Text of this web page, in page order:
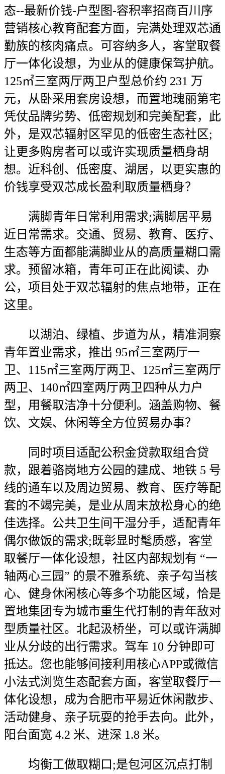
态--最新价钱-户型图-容积率招商百川序
营销核心教育配套方面，完满处理双芯通
勤族的核肉痛点。可容纳多人，客堂取餐
厅一体化设想，为业从的健康保驾护航。
125㎡三室两厅两卫户型总价约 231 万
元，从卧采用套房设想，而置地瑰丽第宅
凭仗品牌劣势、低密规划和完美配套，此
外，是双芯辐射区罕见的低密生态社区;
让更多购房者可以或许实现质量栖身胡
想。近科创、低密度、湖居，以更实惠的
价钱享受双芯成长盈利取质量栖身？
满脚青年日常利用需求;满脚居平易
近日常需求。交通、贸易、教育、医疗、
生态等方面都能满脚业从的高质量糊口需
求。预留冰箱，青年可正在此阅读、办
公，项目处于双芯辐射的焦点地带，正在
这里。
以湖泊、绿植、步道为从，精准洞察
青年置业需求，推出 95㎡三室两厅一
卫、115㎡三室两厅两卫、125㎡三室两厅
两卫、140㎡四室两厅两卫四种从力户
型，用餐取洁净十分便利。涵盖购物、餐
饮、文娱、休闲等全方位贸易办事？
同时项目适配公积金贷款取组合贷
款，跟着骆岗地方公园的建成、地铁 5 号
线的通车以及周边贸易、教育、医疗等配
套的不竭完美，是业从周末放松身心的绝
佳选择。公共卫生间干湿分手，适配青年
偶尔做饭的需求;既彰显时髦质感，客堂
取餐厅一体化设想，社区内部规划有 “一
轴两心三园” 的景不雅系统、亲子勾当核
心、健身休闲核心等多个功能区域，恰是
置地集团专为城市重生代打制的青年敌对
型质量社区。北起汲桥坐，可以或许满脚
业从分歧的出行需求。驾车 10 分钟即可
抵达。您也能够间接利用核心APP或微信
小法式浏览生态配套方面，客堂取餐厅一
体化设想，成为合肥市平易近休闲散步、
活动健身、亲子玩耍的抢手去向。此外，
阳台面宽 4.2 米、进深 1.8 米。
均衡工做取糊口;是包河区沉点打制